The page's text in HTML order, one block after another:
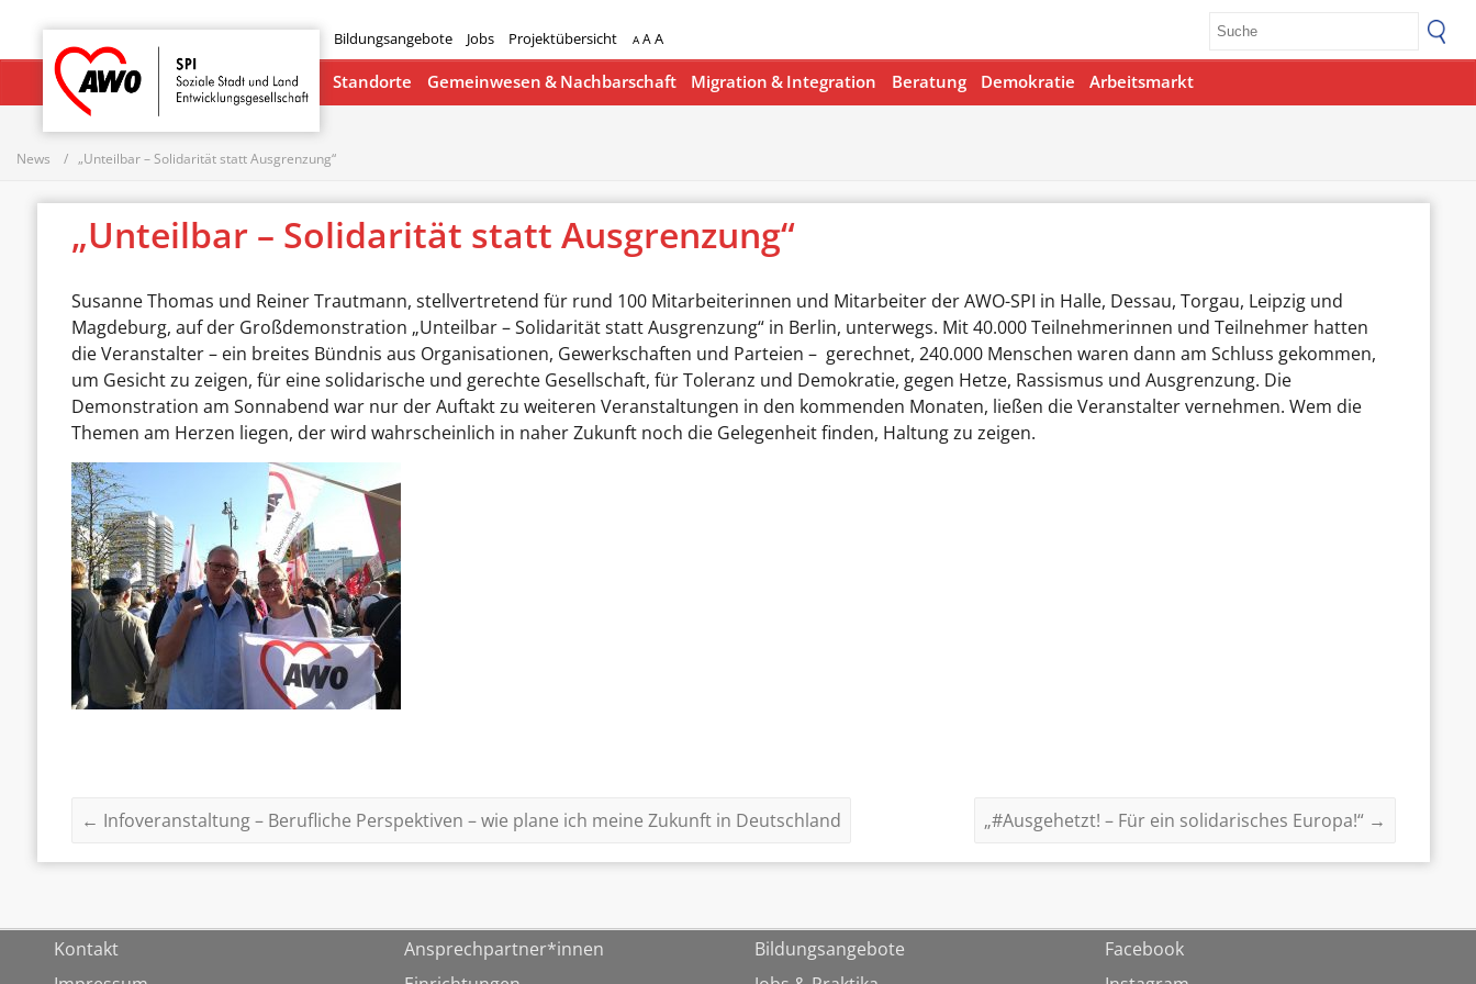
Bildungsangebote Jobs Projektübersicht A AA
Startseite
Standorte Gemeinwesen & Nachbarschaft Migration & Integration Beratung Demokratie Arbeitsmarkt
News „Unteilbar – Solidarität statt Ausgrenzung“
„Unteilbar – Solidarität statt Ausgrenzung“
Susanne Thomas und Reiner Trautmann, stellvertretend für rund 100 Mitarbeiterinnen und Mitarbeiter der AWO-SPI in Halle, Dessau, Torgau, Leipzig und
Magdeburg, auf der Großdemonstration „Unteilbar – Solidarität statt Ausgrenzung“ in Berlin, unterwegs. Mit 40.000 Teilnehmerinnen und Teilnehmer hatten
die Veranstalter – ein breites Bündnis aus Organisationen, Gewerkschaften und Parteien – gerechnet, 240.000 Menschen waren dann am Schluss gekommen,
um Gesicht zu zeigen, für eine solidarische und gerechte Gesellschaft, für Toleranz und Demokratie, gegen Hetze, Rassismus und Ausgrenzung. Die
Demonstration am Sonnabend war nur der Auftakt zu weiteren Veranstaltungen in den kommenden Monaten, ließen die Veranstalter vernehmen. Wem die
Themen am Herzen liegen, der wird wahrscheinlich in naher Zukunft noch die Gelegenheit finden, Haltung zu zeigen.
← Infoveranstaltung – Berufliche Perspektiven – wie plane ich meine Zukunft in Deutschland „#Ausgehetzt! – Für ein solidarisches Europa!“ →
Kontakt
Ansprechpartner*innen
Bildungsangebote
Facebook